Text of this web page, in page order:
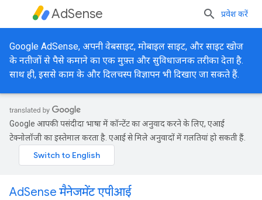
AdSense प्रवेश करें
Google AdSense, अपनी वेबसाइट, मोबाइल साइट, और साइट खोज
के नतीजों से पैसे कमाने का एक मुफ़्त और सुविधाजनक तरीका देता है.
साथ ही, इससे काम के और दिलचस्प विज्ञापन भी दिखाए जा सकते हैं.
Google आपकी पसंदीदा भाषा में कॉन्टेंट का अनुवाद करने के लिए, एआई
टेक्नोलॉजी का इस्तेमाल करता है. एआई से मिले अनुवादों में गलतियां हो सकती हैं.
AdSense मैनेजमेंट एपीआई